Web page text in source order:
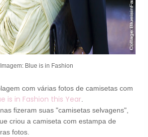
Imagem: Blue is in Fashion
com várias fotos de camisetas com
is in Fashion this Year.
fizeram suas "camisetas selvagens",
criou a camiseta com estampa de
fotos.